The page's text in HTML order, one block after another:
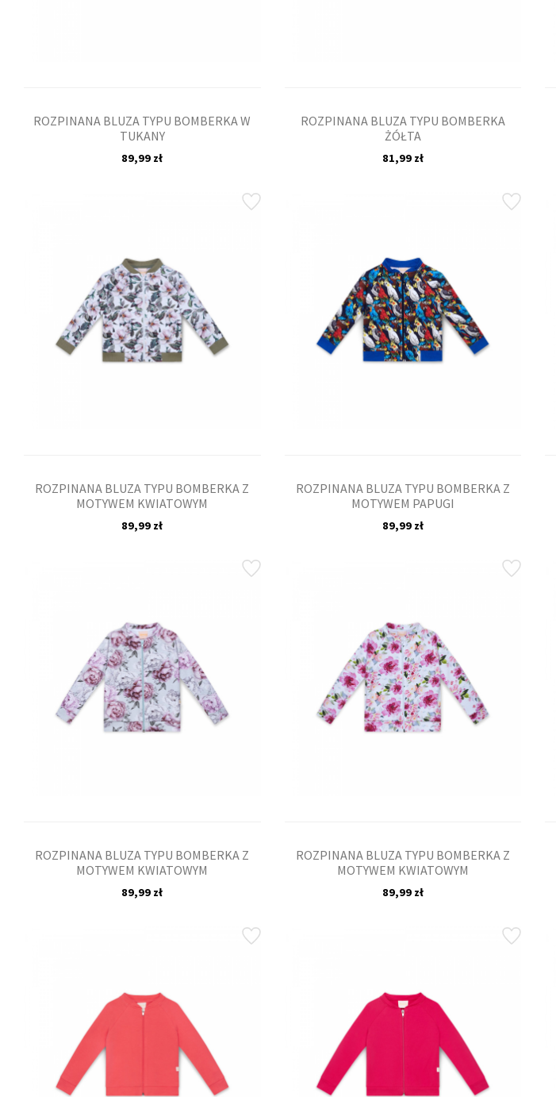
ROZPINANA BLUZA TYPU BOMBERKA W
TUKANY
89,99 zł
ROZPINANA BLUZA TYPU BOMBERKA
ŻÓŁTA
81,99 zł
ROZPINANA BLUZA TYPU BOMBERKA Z
MOTYWEM KWIATOWYM
89,99 zł
ROZPINANA BLUZA TYPU BOMBERKA Z
MOTYWEM PAPUGI
89,99 zł
ROZPINANA BLUZA TYPU BOMBERKA Z
MOTYWEM KWIATOWYM
89,99 zł
ROZPINANA BLUZA TYPU BOMBERKA Z
MOTYWEM KWIATOWYM
89,99 zł